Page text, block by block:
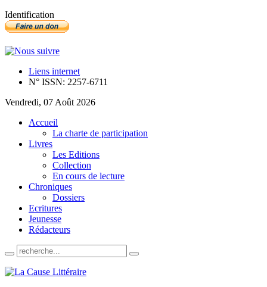
Identification
Liens internet
N° ISSN: 2257-6711
Vendredi, 07 Août 2026
Accueil
La charte de participation
Livres
Les Editions
Collection
En cours de lecture
Chroniques
Dossiers
Ecritures
Jeunesse
Rédacteurs